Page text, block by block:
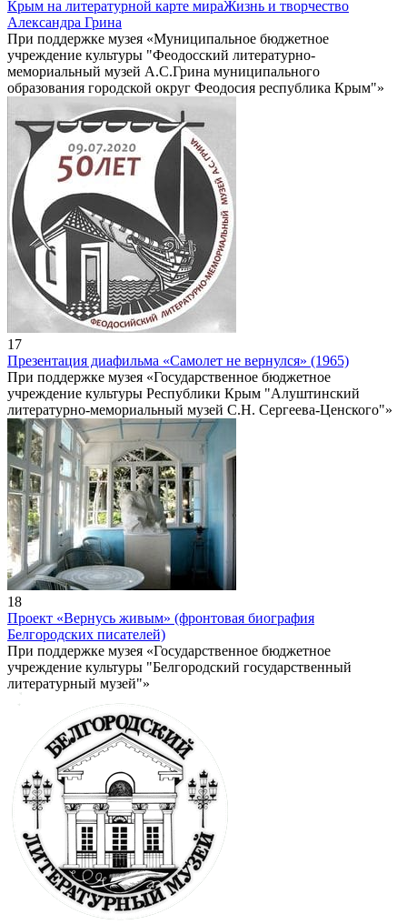
Крым на литературной карте мираЖизнь и творчество
Александра Грина
При поддержке музея «Муниципальное бюджетное
учреждение культуры "Феодосский литературно-
мемориальный музей А.С.Грина муниципального
образования городской округ Феодосия республика Крым"»
17
Презентация диафильма «Самолет не вернулся» (1965)
При поддержке музея «Государственное бюджетное
учреждение культуры Республики Крым "Алуштинский
литературно-мемориальный музей С.Н. Сергеева-Ценского"»
18
Проект «Вернусь живым» (фронтовая биография
Белгородских писателей)
При поддержке музея «Государственное бюджетное
учреждение культуры "Белгородский государственный
литературный музей"»